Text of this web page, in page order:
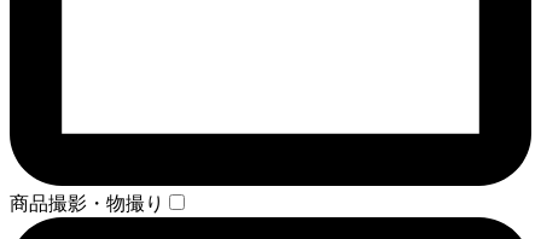
商品撮影・物撮り